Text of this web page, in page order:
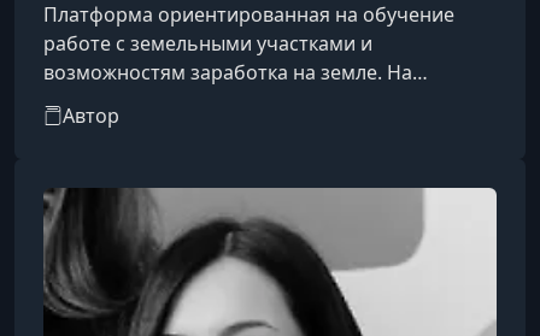
Платформа ориентированная на обучение
работе с земельными участками и
возможностям заработка на земле. На
платформе предлагают курсы и практические
модули, в которых обещают показать, как
торгах, находить выгодные участки и
создавать доходные направления в сельской
или загородной недвижимости
Автор